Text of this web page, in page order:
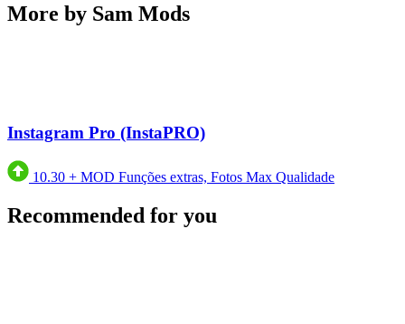
More by Sam Mods
Instagram Pro (InstaPRO)
10.30 + MOD Funções extras, Fotos Max Qualidade
Recommended for you